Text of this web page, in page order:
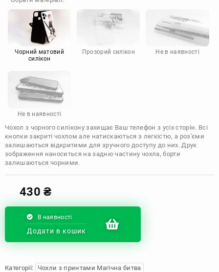
Doogee
Infinix
Sony
Motorola
Чорний матовий
силікон
Прозорий силікон Не в наявності
Не в наявності
Чохол з чорного силікону захищає Ваш телефон з усіх сторін. Всі
кнопки закриті чохлом але натискаються з легкістю, а роз'єми
залишаються відкритими для зручного доступу до них. Друк
зображення наноситься на задню частину чохла, борти
залишаються чорними.
430₴
В наявності
Додати в кошик
Категорії: Чохли з принтами Магічна битва